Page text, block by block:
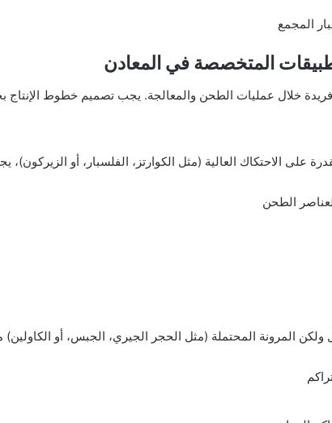
المجمع
المتخصصة في المعادن
خلال عمليات الطحن والمعالجة. يجب تصميم خطوط
على الاحتكاك العالية (مثل الكوارتز، الفلسبار، أو
الطحن
ولكن المرونة المحتملة (مثل الحجر الجيري، الجبس، أو الكاولين)